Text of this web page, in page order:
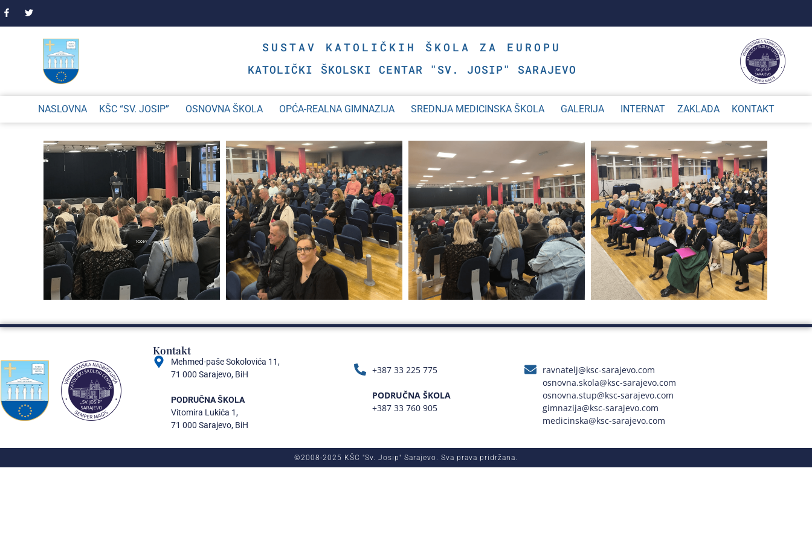
SUSTAV KATOLIČKIH ŠKOLA ZA EUROPU
KATOLIČKI ŠKOLSKI CENTAR "SV. JOSIP" SARAJEVO
NASLOVNA KŠC “SV. JOSIP” OSNOVNA ŠKOLA OPĆA-REALNA GIMNAZIJA SREDNJA MEDICINSKA ŠKOLA GALERIJA INTERNAT ZAKLADA KONTAKT
Kontakt
Mehmed-paše Sokolovića 11,
71 000 Sarajevo, BiH
PODRUČNA ŠKOLA
Vitomira Lukića 1,
71 000 Sarajevo, BiH
+387 33 225 775
PODRUČNA ŠKOLA
+387 33 760 905
ravnatelj@ksc-sarajevo.com
osnovna.skola@ksc-sarajevo.com
osnovna.stup@ksc-sarajevo.com
gimnazija@ksc-sarajevo.com
medicinska@ksc-sarajevo.com
©2008-2025 KŠC "Sv. Josip" Sarajevo. Sva prava pridržana.